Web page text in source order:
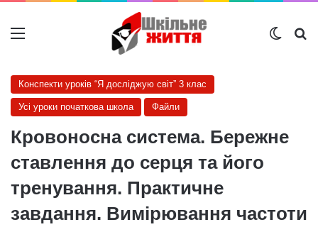
Меню
Конспекти уроків “Я досліджую світ” 3 клас
Усі уроки початкова школа Файли
Кровоносна система. Бережне
ставлення до серця та його
тренування. Практичне
завдання. Вимірювання частоти